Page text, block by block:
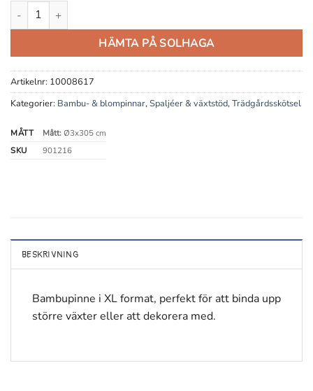
Bambupinne XL mängd
HÄMTA PÅ SOLHAGA
Artikelnr: 10008617
Kategorier: Bambu- & blompinnar,Spaljéer & växtstöd,Trädgårdsskötsel
MÅTT Mått:Ø3x305 cm
SKU
901216
BESKRIVNING
Bambupinne i XL format, perfekt för att binda upp
större växter eller att dekorera med.